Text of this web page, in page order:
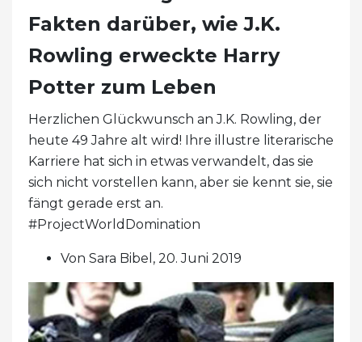
Fakten darüber, wie J.K.
Rowling erweckte Harry
Potter zum Leben
Herzlichen Glückwunsch an J.K. Rowling, der
heute 49 Jahre alt wird! Ihre illustre literarische
Karriere hat sich in etwas verwandelt, das sie
sich nicht vorstellen kann, aber sie kennt sie, sie
fängt gerade erst an.
#ProjectWorldDomination
Von Sara Bibel, 20. Juni 2019